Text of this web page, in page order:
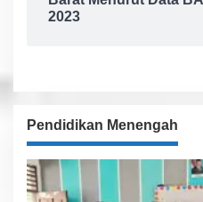
2023
Pendidikan Menengah